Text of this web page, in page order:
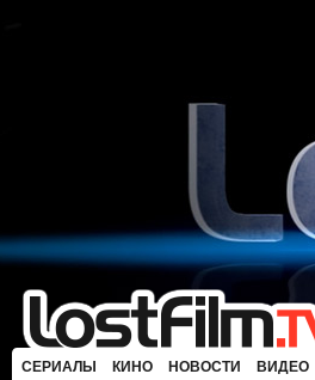
СЕРИАЛЫ КИНО НОВОСТИ ВИДЕО